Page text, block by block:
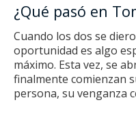
¿Qué pasó en
Cuando los dos se
oportunidad es algo
máximo. Esta vez, se
finalmente comienzan
persona, su venganza